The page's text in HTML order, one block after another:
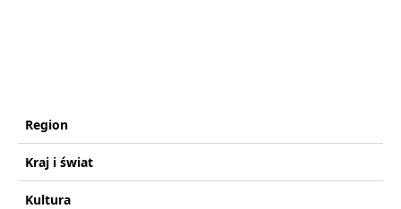
Region
Kraj i świat
Kultura